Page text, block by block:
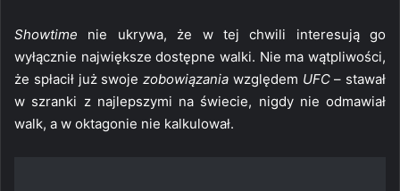
Showtime nie ukrywa, że w tej chwili interesują go
wyłącznie największe dostępne walki. Nie ma wątpliwości,
że spłacił już swoje zobowiązania względem UFC– stawał
w szranki z najlepszymi na świecie, nigdy nie odmawiał
walk, a w oktagonie nie kalkulował.